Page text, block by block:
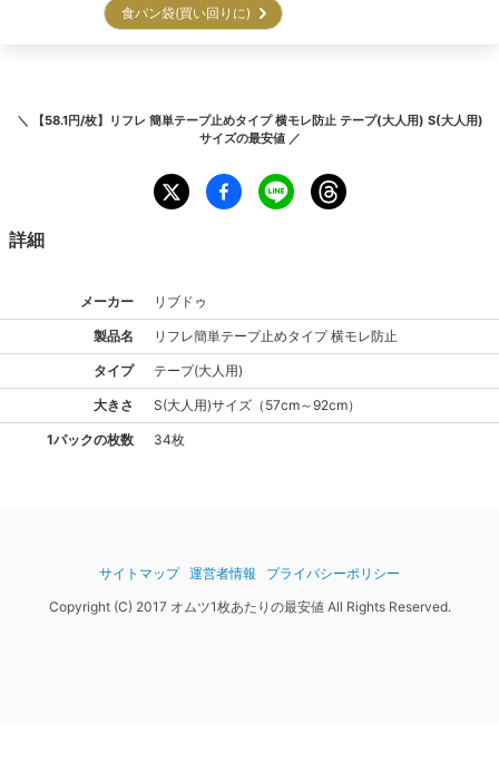
食パン袋(買い回りに)
＼
【58.1円/枚】リフレ 簡単テープ止めタイプ 横モレ防止 テープ(大人用) S(大人用)
サイズの最安値 ／
詳細
メーカー リブドゥ
製品名 リフレ簡単テープ止めタイプ 横モレ防止
タイプ テープ(大人用)
大きさ S(大人用)サイズ （ 57cm～92cm）
1パックの枚数 34枚
サイトマップ 運営者情報
プライバシーポリシー
Copyright (C) 2017 オムツ1枚あたりの最安値 All Rights Reserved.